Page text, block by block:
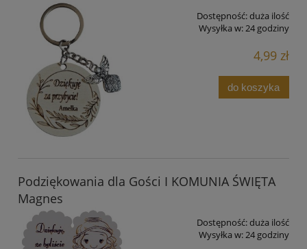
Dostępność:duża ilość
Wysyłka w:24 godziny
4,99 zł
do koszyka
Podziękowania dla Gości I KOMUNIA ŚWIĘTA
Magnes
Dostępność:duża ilość
Wysyłka w:24 godziny